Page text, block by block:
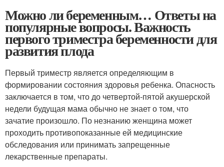
Можно ли беременным… Ответы на
популярные вопросы. Важность
первого триместра беременности для
развития плода
Первый триместр является определяющим в
формировании состояния здоровья ребенка. Опасность
заключается в том, что до четвертой-пятой акушерской
недели будущая мама обычно не знает о том, что
зачатие произошло. По незнанию женщина может
проходить противопоказанные ей медицинские
обследования или принимать запрещенные
лекарственные препараты.